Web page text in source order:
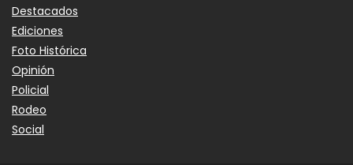
Destacados
Ediciones
Foto Histórica
Opinión
Policial
Rodeo
Social